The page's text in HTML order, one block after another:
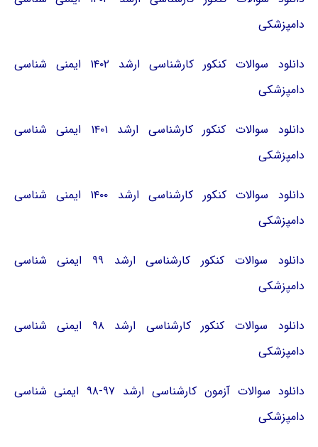
دامپزشکی
دانلود سوالات کنکور کارشناسی ارشد ۱۴۰۲ ایمنی شناسی
دامپزشکی
دانلود سوالات کنکور کارشناسی ارشد ۱۴۰۱ ایمنی شناسی
دامپزشکی
دانلود سوالات کنکور کارشناسی ارشد ۱۴۰۰ ایمنی شناسی
دامپزشکی
دانلود سوالات کنکور کارشناسی ارشد ۹۹ ایمنی شناسی
دامپزشکی
دانلود سوالات کنکور کارشناسی ارشد ۹۸ ایمنی شناسی
دامپزشکی
دانلود سوالات آزمون کارشناسی ارشد ۹۷-۹۸ ایمنی شناسی
دامپزشکی